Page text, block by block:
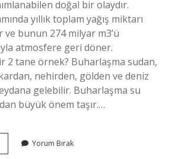
doğal bir olaydır.
yıllık toplam yağış miktarı
ve bunun 274 milyar m3’ü
atmosfere geri döner.
2 tane örnek? Buharlaşma sudan,
nehirden, gölden ve deniz
gelebilir. Buharlaşma su
büyük önem taşır.…
BuharlaşmaYorum Bırak